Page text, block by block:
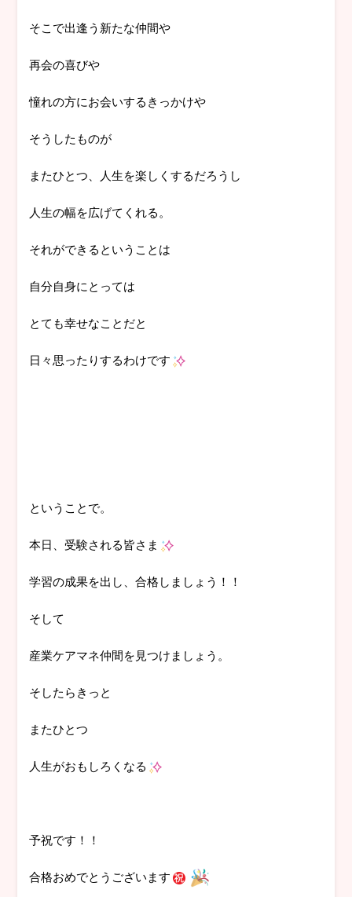
そこで出逢う新たな仲間や
再会の喜びや
憧れの方にお会いするきっかけや
そうしたものが
またひとつ、人生を楽しくするだろうし
人生の幅を広げてくれる。
それができるということは
自分自身にとっては
とても幸せなことだと
日々思ったりするわけです
ということで。
本日、受験される皆さま
学習の成果を出し、合格しましょう！！
そして
産業ケアマネ仲間を見つけましょう。
そしたらきっと
またひとつ
人生がおもしろくなる
予祝です！！
合格おめでとうございます